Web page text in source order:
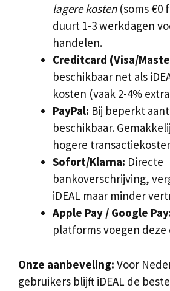
lagere kosten(soms €0
duurt 1-3 werkdagen
handelen.
Creditcard (Visa/
beschikbaar net als
kosten (vaak 2-4%
PayPal: Bij beperkt
beschikbaar.
hogere
Sofort/Klarna: Directe
bankoverschrijving,
iDEAL maar minder
Apple Pay / Google
platforms voegen deze
Onze aanbeveling: Voor
gebruikers blijft iDEAL de